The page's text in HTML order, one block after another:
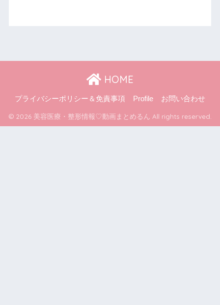
HOME
プライバシーポリシー＆免責事項 Profile お問い合わせ
© 2026 美容医療・整形情報♡動画まとめるん All rights reserved.